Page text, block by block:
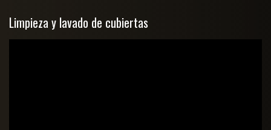
Limpieza y lavado de cubiertas